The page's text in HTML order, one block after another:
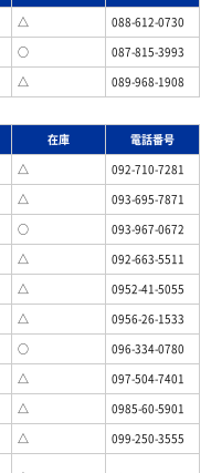
△
088-612-0730
○
087-815-3993
△ 089-968-1908
在庫
電話番号
△
092-710-7281
△
093-695-7871
○
093-967-0672
△
092-663-5511
△
0952-41-5055
△
0956-26-1533
○
096-334-0780
△
097-504-7401
△
0985-60-5901
△ 099-250-3555